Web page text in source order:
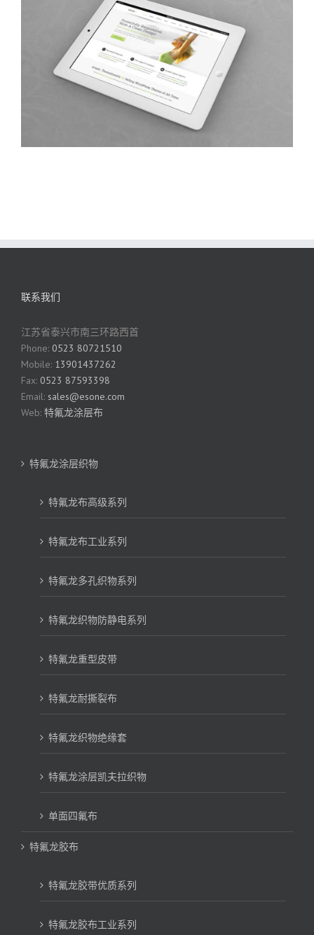
联系我们
江苏省泰兴市南三环路西首
Phone: 0523 80721510
Mobile: 13901437262
Fax: 0523 87593398
Email: sales@esone.com
Web: 特氟龙涂层布
特氟龙涂层织物
特氟龙布高级系列
特氟龙布工业系列
特氟龙多孔织物系列
特氟龙织物防静电系列
特氟龙重型皮带
特氟龙耐撕裂布
特氟龙织物绝缘套
特氟龙涂层凯夫拉织物
单面四氟布
特氟龙胶布
特氟龙胶带优质系列
特氟龙胶布工业系列